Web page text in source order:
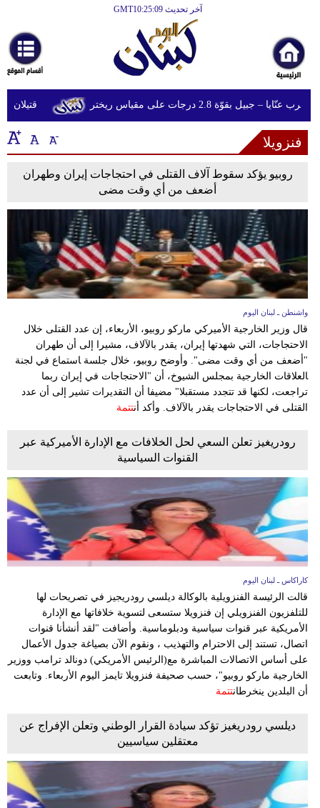
آخر تحديث GMT10:25:09
أخبارعاجلة
رياضة
ثقافة
إقتصاد
فن
صحة
وتغذية
وسفر
ديكور
أخبار
تعليم
مرأة
أزياء
إسلامية
علوم
مدوَّنات
أبراج
قتيلان ومصابون جراء 14 – جبيل بقوّة 2.8 درجات على مقياس ريختر
فنزويلا
روبيو يؤكد سقوط آلاف القتلى في احتجاجات إيران وطهران
أضعف من أي وقت مضى
واشنطن ـ لبنان اليوم
قال وزير الخارجية الأميركي ماركو روبيو، الأربعاء، إن عدد القتلى خلال
الاحتجاجات، التي شهدتها إيران، يقدر بالآلاف، مشيرا إلى أن طهران
"أضعف من أي وقت مضى". وأوضح روبيو، خلال جلسة ‍استماع ⁠في لجنة
‍العلاقات الخارجية بمجلس الشيوخ، أن "الاحتجاجات في إيران ربما
تراجعت، لكنها قد تتجدد مستقبلا" مضيفا أن التقديرات تشير إلى أن عدد
القتلى في الاحتجاجات يقدر بالآلاف. وأكد أنتتمة
رودريغيز تعلن السعي لحل الخلافات مع الإدارة الأميركية عبر
القنوات السياسية
كاراكاس ـ لبنان اليوم
قالت الرئيسة الفنزويلية بالوكالة ديلسي رودريجيز في تصريحات لها
للتلفزيون الفنزويلي إن فنزويلا ستسعى لتسوية خلافاتها مع الإدارة
الأمريكية عبر قنوات سياسية ودبلوماسية. وأضافت "لقد أنشأنا قنوات
اتصال، تستند إلى الاحترام والتهذيب ، ونقوم الآن بصياغة جدول الأعمال
على أساس الاتصالات المباشرة مع(الرئيس الأمريكي) دونالد ترامب ووزير
الخارجية ماركو روبيو"، حسب صحيفة فنزويلا تايمز اليوم الأربعاء. وتابعت
أن البلدين ينخرطانتتمة
ديلسي رودريغيز تؤكد سيادة القرار الوطني وتعلن الإفراج عن
معتقلين سياسيين